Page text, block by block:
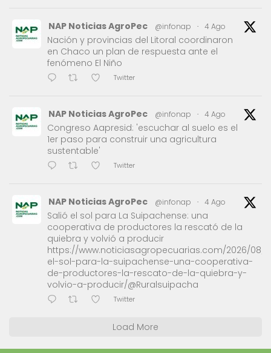
NAP Noticias AgroPec @infonap · 4 Ago
Nación y provincias del Litoral coordinaron
en Chaco un plan de respuesta ante el
fenómeno El Niño
Twitter
NAP Noticias AgroPec @infonap · 4 Ago
Congreso Aapresid: 'escuchar al suelo es el
1er paso para construir una agricultura
sustentable'
Twitter
NAP Noticias AgroPec @infonap · 4 Ago
Salió el sol para La Suipachense: una
cooperativa de productores la rescató de la
quiebra y volvió a producir
https://www.noticiasagropecuarias.com/2026/08/
el-sol-para-la-suipachense-una-cooperativa-
de-productores-la-rescato-de-la-quiebra-y-
volvio-a-producir/@Ruralsuipacha
Twitter
Load More